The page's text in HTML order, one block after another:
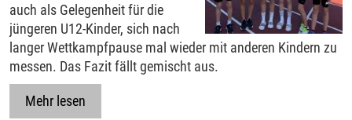
auch als Gelegenheit für die
jüngeren U12-Kinder, sich nach
langer Wettkampfpause mal wieder mit anderen Kindern zu
messen. Das Fazit fällt gemischt aus.
Mehr lesen